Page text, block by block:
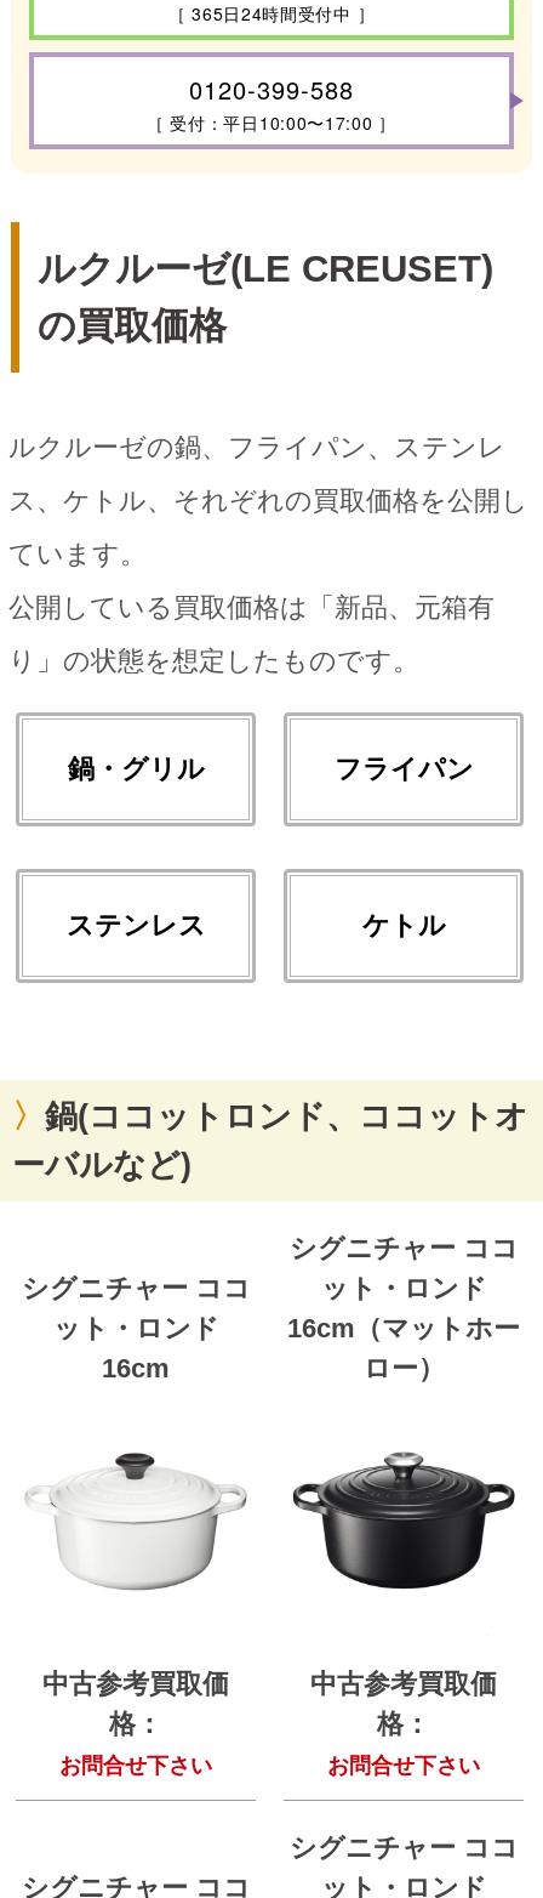
［ 365日24時間受付中 ］
0120-399-588
［ 受付：平日10:00〜17:00 ］
ルクルーゼ(LE CREUSET)
の買取価格
ルクルーゼの鍋、フライパン、ステンレ
ス、ケトル、それぞれの買取価格を公開し
ています。
公開している買取価格は「新品、元箱有
り」の状態を想定したものです。
鍋・グリル フライパン
ステンレス ケトル
鍋(ココットロンド、ココットオ
ーバルなど)
シグニチャー ココ
ット・ロンド
16cm
中古参考買取価
格：
お問合せ下さい
シグニチャー ココ
ット・ロンド
16cm（マットホー
ロー）
中古参考買取価
格：
お問合せ下さい
シグニチャー ココ
シグニチャー ココ
ット・ロンド